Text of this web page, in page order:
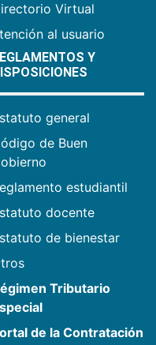
Virtual
al usuario
Y
general
de Buen
estudiantil
docente
de bienestar
Tributario
de la Contratación